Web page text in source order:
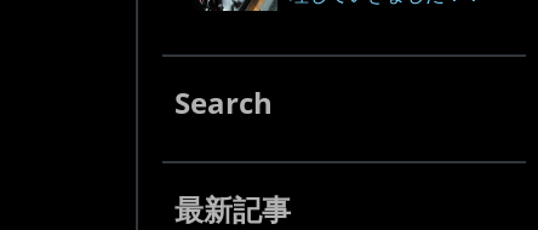
Search
最新記事